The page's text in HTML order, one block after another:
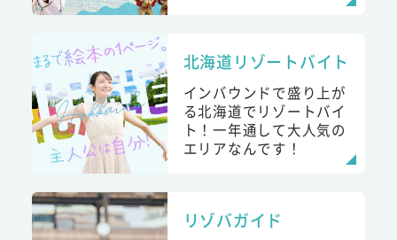
北海道リゾートバイト
インバウンドで盛り上が
る北海道でリゾートバイ
ト！一年通して大人気の
エリアなんです！
リゾバガイド